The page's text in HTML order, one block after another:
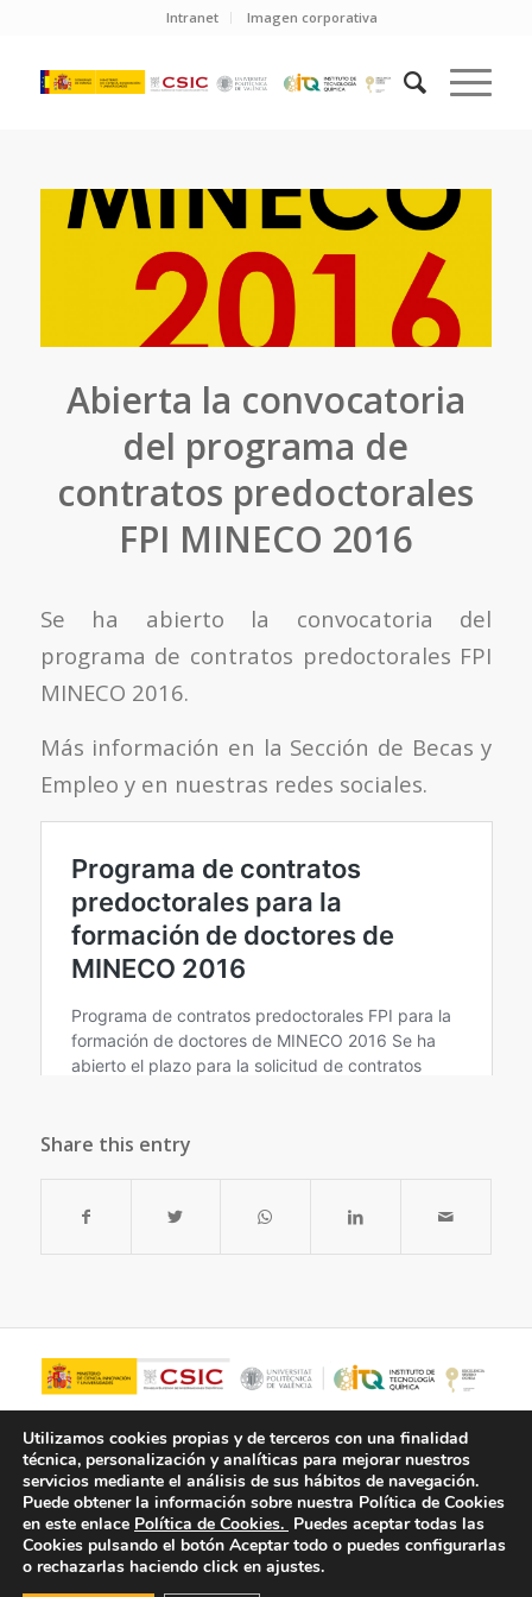
Intranet Imagen corporativa
Abierta la convocatoria
del programa de
contratos predoctorales
FPI MINECO 2016
Se ha abierto la convocatoria del
programa de contratos predoctorales FPI
MINECO 2016.
Más información en la Sección de Becas y
Empleo y en nuestras redes sociales.
Share this entry
© Copyright - ITQ - Política de Privacidad
Utilizamos cookies propias y de terceros con una finalidad
técnica, personalización y analíticas para mejorar nuestros
servicios mediante el análisis de sus hábitos de navegación.
Puede obtener la información sobre nuestra Política de Cookies
en este enlace Política de Cookies. Puedes aceptar todas las
Cookies pulsando el botón Aceptar todo o puedes configurarlas
o rechazarlas haciendo click en ajustes.